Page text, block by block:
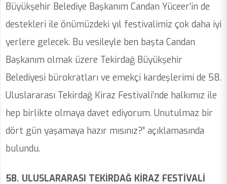
Büyükşehir Belediye Başkanım Candan Yüceer’in de
destekleri ile önümüzdeki yıl festivalimiz çok daha iyi
yerlere gelecek. Bu vesileyle ben başta Candan
Başkanım olmak üzere Tekirdağ Büyükşehir
Belediyesi bürokratları ve emekçi kardeşlerimi de 58.
Uluslararası Tekirdağ Kiraz Festivali’nde halkımız ile
hep birlikte olmaya davet ediyorum. Unutulmaz bir
dört gün yaşamaya hazır mısınız?” açıklamasında
bulundu.
58. ULUSLARARASI TEKİRDAĞ KİRAZ FESTİVALİ